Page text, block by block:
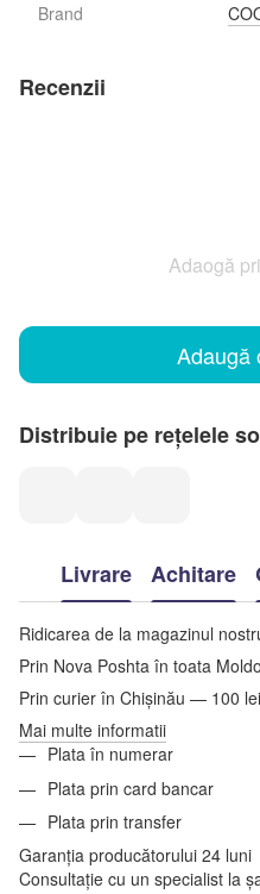
Brand
Recenzii
Adaogă
Adaugă
Distribuie pe rețelele
Livrare Achitare
Ridicarea de la magazinul
Prin Nova Poshta în toata
Prin curier în Chișinău — 100 lei
Mai multe informatii
Plata în numerar
Plata prin card bancar
Plata prin transfer
Garanția producătorului 24 luni
Consultație cu un specialist la